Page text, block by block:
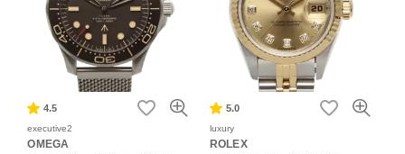
4.5
executive2
OMEGA
5.0
luxury
ROLEX